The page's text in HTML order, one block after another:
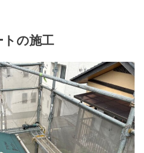
トの施工